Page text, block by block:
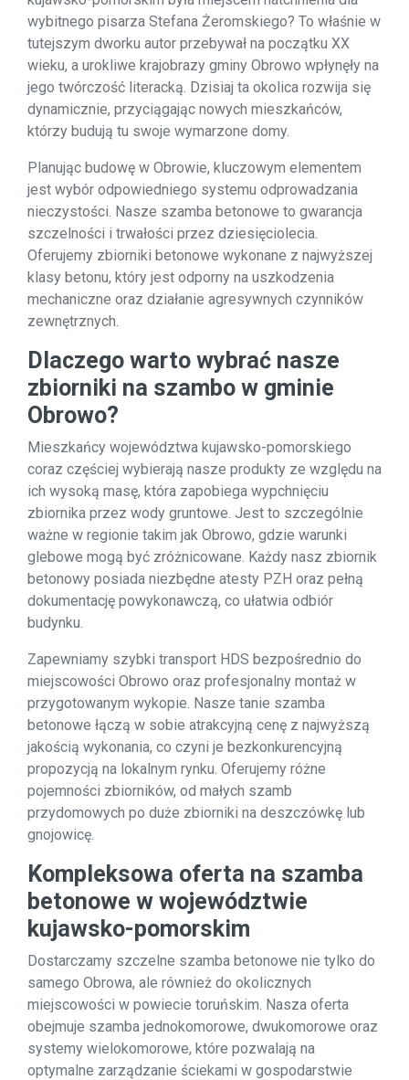
wybitnego pisarza Stefana Żeromskiego? To właśnie w
tutejszym dworku autor przebywał na początku XX
wieku, a urokliwe krajobrazy gminy Obrowo wpłynęły na
jego twórczość literacką. Dzisiaj ta okolica rozwija się
dynamicznie, przyciągając nowych mieszkańców,
którzy budują tu swoje wymarzone domy.
Planując budowę w Obrowie, kluczowym elementem
jest wybór odpowiedniego systemu odprowadzania
nieczystości. Nasze szamba betonowe to gwarancja
szczelności i trwałości przez dziesięciolecia.
Oferujemy zbiorniki betonowe wykonane z najwyższej
klasy betonu, który jest odporny na uszkodzenia
mechaniczne oraz działanie agresywnych czynników
zewnętrznych.
Dlaczego warto wybrać nasze
zbiorniki na szambo w gminie
Obrowo?
Mieszkańcy województwa kujawsko-pomorskiego
coraz częściej wybierają nasze produkty ze względu na
ich wysoką masę, która zapobiega wypchnięciu
zbiornika przez wody gruntowe. Jest to szczególnie
ważne w regionie takim jak Obrowo, gdzie warunki
glebowe mogą być zróżnicowane. Każdy nasz zbiornik
betonowy posiada niezbędne atesty PZH oraz pełną
dokumentację powykonawczą, co ułatwia odbiór
budynku.
Zapewniamy szybki transport HDS bezpośrednio do
miejscowości Obrowo oraz profesjonalny montaż w
przygotowanym wykopie. Nasze tanie szamba
betonowe łączą w sobie atrakcyjną cenę z najwyższą
jakością wykonania, co czyni je bezkonkurencyjną
propozycją na lokalnym rynku. Oferujemy różne
pojemności zbiorników, od małych szamb
przydomowych po duże zbiorniki na deszczówkę lub
gnojowicę.
Kompleksowa oferta na szamba
betonowe w województwie
kujawsko-pomorskim
Dostarczamy szczelne szamba betonowe nie tylko do
samego Obrowa, ale również do okolicznych
miejscowości w powiecie toruńskim. Nasza oferta
obejmuje szamba jednokomorowe, dwukomorowe oraz
systemy wielokomorowe, które pozwalają na
optymalne zarządzanie ściekami w gospodarstwie